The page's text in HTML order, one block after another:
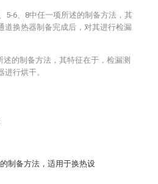
制备方法，适用于换热设
5-6、8中任一项所述的制备方法，其
道换热器制备完成后，对其进行检漏
述的制备方法，其特征在于，检漏测
行烘干。